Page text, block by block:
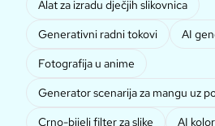
Alat za izradu dječjih slikovnica
Generativni radni tokovi
AI
Fotografija u anime
Generator scenarija za mangu uz
Crno-bijeli filter za slike
AI